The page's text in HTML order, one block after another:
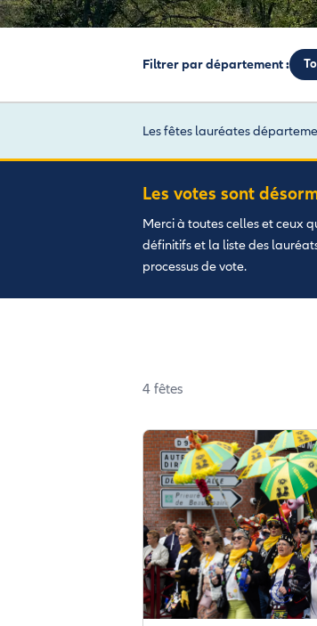
Filtrer par département :
Les fêtes lauréates
Les votes sont
Merci à toutes celles et ceux
définitifs et la liste des
processus de vote.
4 fêtes